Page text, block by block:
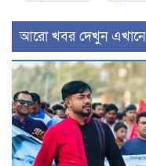
আরো খবর দেখুন এখানে